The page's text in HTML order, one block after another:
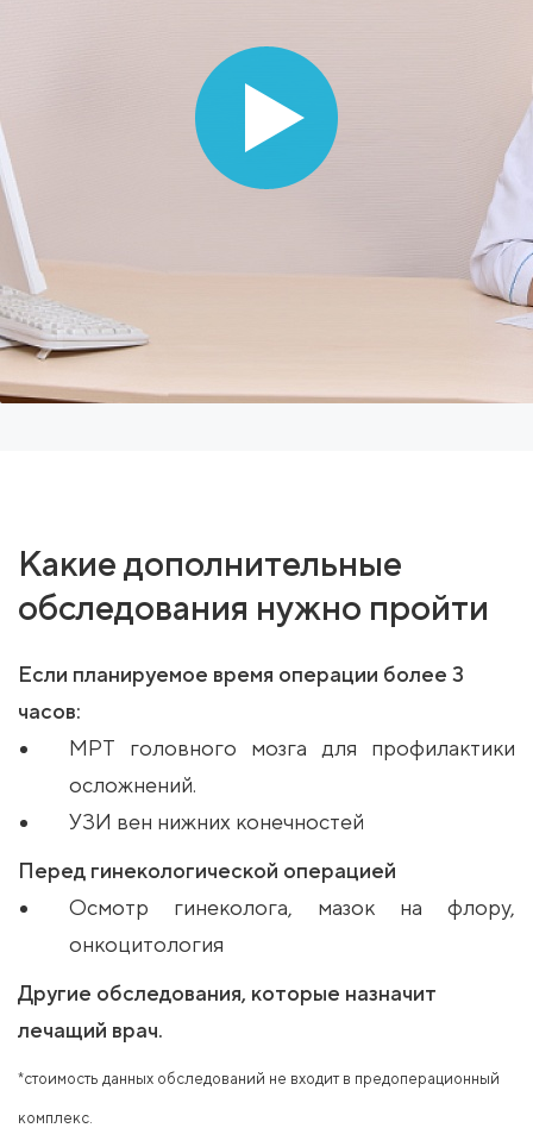
Какие дополнительные
обследования нужно пройти
Если планируемое время операции более 3
часов:
МРТ головного мозга для профилактики
осложнений.
УЗИ вен нижних конечностей
Перед гинекологической операцией
Осмотр гинеколога, мазок на флору,
онкоцитология
Другие обследования, которые назначит
лечащий врач.
*стоимость данных обследований не входит в предоперационный
комплекс.